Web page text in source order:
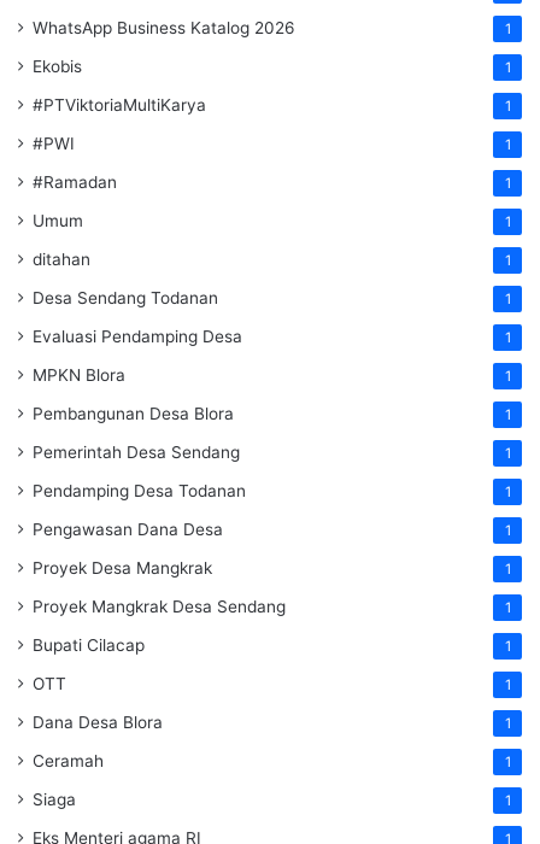
WhatsApp Business Katalog 2026 1
Ekobis 1
#PTViktoriaMultiKarya 1
#PWI 1
#Ramadan 1
Umum 1
ditahan 1
Desa Sendang Todanan 1
Evaluasi Pendamping Desa 1
MPKN Blora 1
Pembangunan Desa Blora 1
Pemerintah Desa Sendang 1
Pendamping Desa Todanan 1
Pengawasan Dana Desa 1
Proyek Desa Mangkrak 1
Proyek Mangkrak Desa Sendang 1
Bupati Cilacap 1
OTT 1
Dana Desa Blora 1
Ceramah 1
Siaga 1
Eks Menteri agama RI 1